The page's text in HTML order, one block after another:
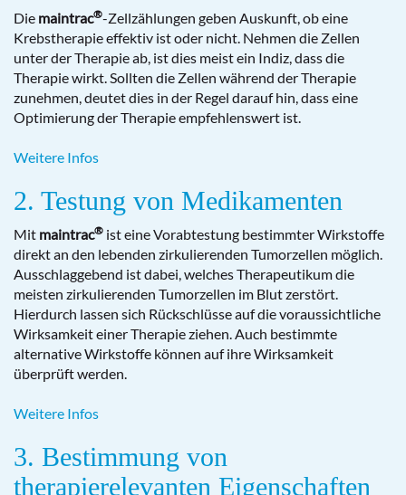
Die maintrac®-Zellzählungen geben Auskunft, ob eine
Krebstherapie effektiv ist oder nicht. Nehmen die Zellen
unter der Therapie ab, ist dies meist ein Indiz, dass die
Therapie wirkt. Sollten die Zellen während der Therapie
zunehmen, deutet dies in der Regel darauf hin, dass eine
Optimierung der Therapie empfehlenswert ist.
Weitere Infos
2. Testung von Medikamenten
Mit maintrac® ist eine Vorabtestung bestimmter Wirkstoffe
direkt an den lebenden zirkulierenden Tumorzellen möglich.
Ausschlaggebend ist dabei, welches Therapeutikum die
meisten zirkulierenden Tumorzellen im Blut zerstört.
Hierdurch lassen sich Rückschlüsse auf die voraussichtliche
Wirksamkeit einer Therapie ziehen. Auch bestimmte
alternative Wirkstoffe können auf ihre Wirksamkeit
überprüft werden.
Weitere Infos
3. Bestimmung von
therapierelevanten Eigenschaften